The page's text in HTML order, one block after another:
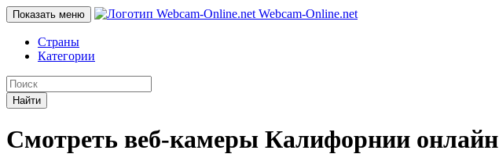
Показать меню Webcam-Online.net
Страны
Категории
Найти
Смотреть веб-камеры Калифорнии онлайн